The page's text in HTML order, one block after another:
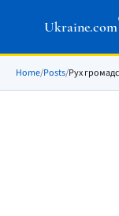
Ukraine.com
Home/Posts/Рух